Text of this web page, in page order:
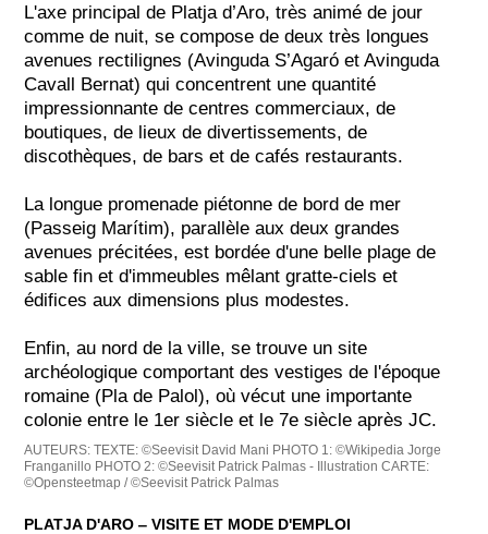
L'axe principal de Platja d’Aro, très animé de jour
comme de nuit, se compose de deux très longues
avenues rectilignes (Avinguda S’Agaró et Avinguda
Cavall Bernat) qui concentrent une quantité
impressionnante de centres commerciaux, de
boutiques, de lieux de divertissements, de
discothèques, de bars et de cafés restaurants.
La longue promenade piétonne de bord de mer
(Passeig Marítim), parallèle aux deux grandes
avenues précitées, est bordée d'une belle plage de
sable fin et d'immeubles mêlant gratte-ciels et
édifices aux dimensions plus modestes.
Enfin, au nord de la ville, se trouve un site
archéologique comportant des vestiges de l'époque
romaine (Pla de Palol), où vécut une importante
colonie entre le 1er siècle et le 7e siècle après JC.
AUTEURS:TEXTE: ©Seevisit David Mani PHOTO 1: ©Wikipedia Jorge
Franganillo PHOTO 2: ©Seevisit Patrick Palmas - Illustration CARTE:
©Opensteetmap / ©Seevisit Patrick Palmas
PLATJA D'ARO ‒ VISITE ET MODE D'EMPLOI